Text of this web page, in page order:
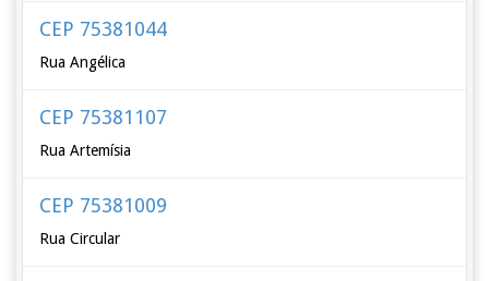
CEP 75381044
Rua Angélica
CEP 75381107
Rua Artemísia
CEP 75381009
Rua Circular